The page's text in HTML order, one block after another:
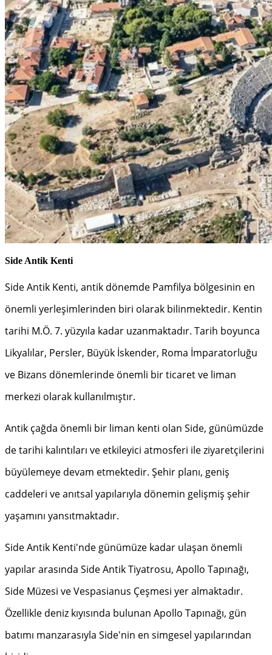
Side Antik Kenti
Side Antik Kenti, antik dönemde Pamfilya bölgesinin en
önemli yerleşimlerinden biri olarak bilinmektedir. Kentin
tarihi M.Ö. 7. yüzyıla kadar uzanmaktadır. Tarih boyunca
Likyalılar, Persler, Büyük İskender, Roma İmparatorluğu
ve Bizans dönemlerinde önemli bir ticaret ve liman
merkezi olarak kullanılmıştır.
Antik çağda önemli bir liman kenti olan Side, günümüzde
de tarihi kalıntıları ve etkileyici atmosferi ile ziyaretçilerini
büyülemeye devam etmektedir. Şehir planı, geniş
caddeleri ve anıtsal yapılarıyla dönemin gelişmiş şehir
yaşamını yansıtmaktadır.
Side Antik Kenti'nde günümüze kadar ulaşan önemli
yapılar arasında Side Antik Tiyatrosu, Apollo Tapınağı,
Side Müzesi ve Vespasianus Çeşmesi yer almaktadır.
Özellikle deniz kıyısında bulunan Apollo Tapınağı, gün
batımı manzarasıyla Side'nin en simgesel yapılarından